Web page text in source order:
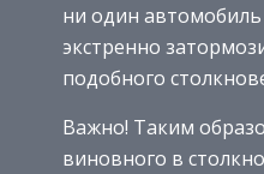
ни один автомобиль
экстренно
подобного
Важно! Таким
виновного в